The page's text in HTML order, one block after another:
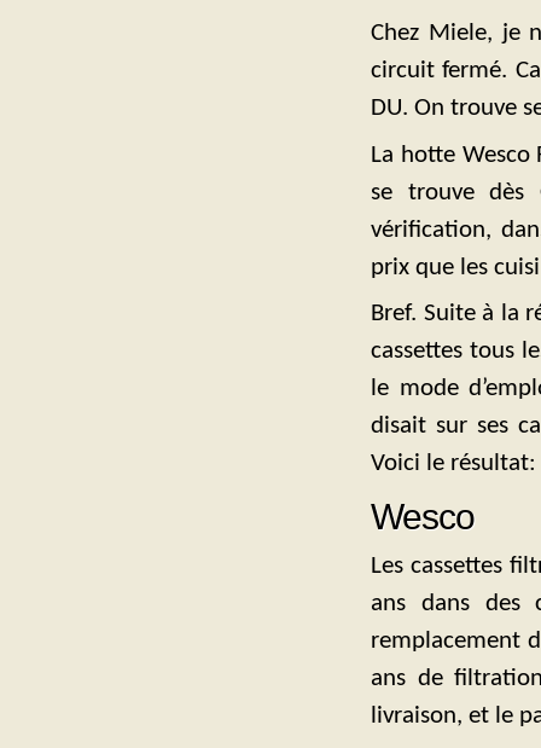
Chez Miele, je
circuit fermé.
DU. On trouve
La hotte Wesco
se trouve dès
vérification,
prix que les
Bref. Suite à la
cassettes tous
le mode
disait sur ses
Voici le résultat:
Wesco
Les cassettes
ans dans des
remplacement
ans de
livraison, et le